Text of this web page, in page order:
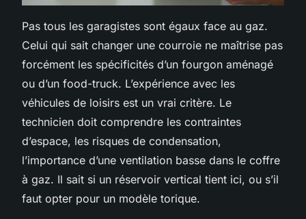
Pas tous les garagistes sont égaux face au gaz.
Celui qui sait changer une courroie ne maîtrise pas
forcément les spécificités d’un fourgon aménagé
ou d’un food-truck. L’expérience avec les
véhicules de loisirs est un vrai critère. Le
technicien doit comprendre les contraintes
d’espace, les risques de condensation,
l’importance d’une ventilation basse dans le coffre
à gaz. Il sait si un réservoir vertical tient ici, ou s’il
faut opter pour un modèle torique.